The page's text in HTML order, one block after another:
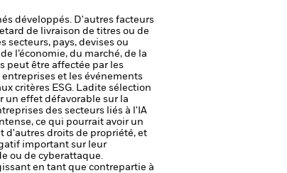
développés. D'autres facteurs
de livraison de titres ou de
secteurs, pays, devises ou
l’économie, du marché, de la
peut être affectée par les
et les événements
critères ESG. Ladite sélection
un effet défavorable sur la
des secteurs liés à l'IA
ce qui pourrait avoir un
d'autres droits de propriété, et
important sur leur
ou de cyberattaque.
en tant que contrepartie à